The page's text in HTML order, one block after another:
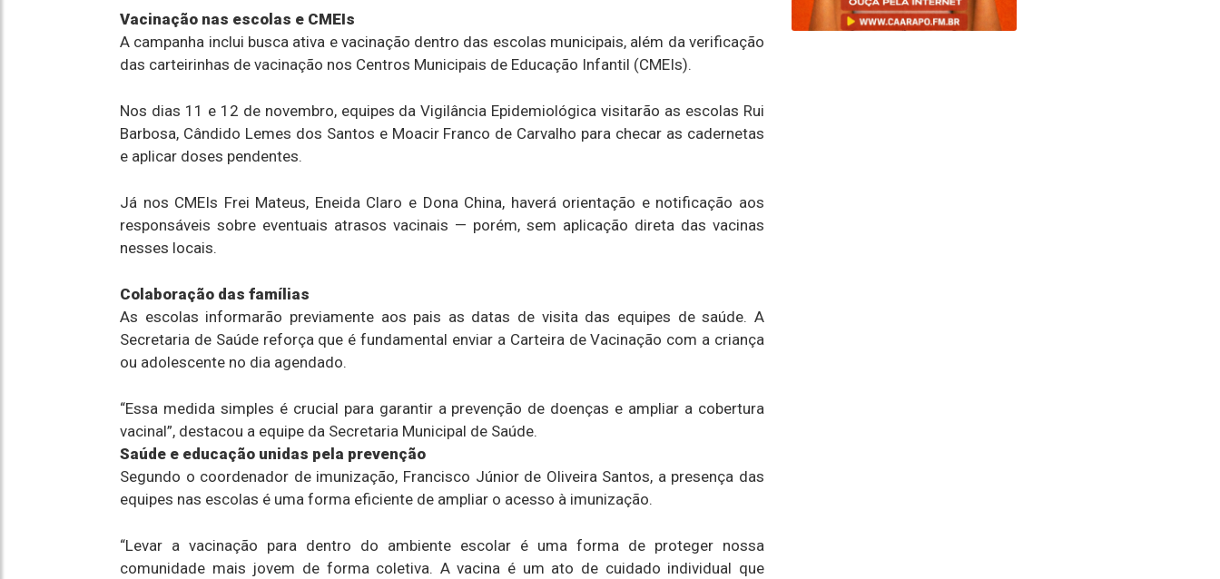
Vacinação nas escolas e CMEIs
A campanha inclui busca ativa e vacinação dentro das escolas municipais, além da verificação
das carteirinhas de vacinação nos Centros Municipais de Educação Infantil (CMEIs).
Nos dias 11 e 12 de novembro, equipes da Vigilância Epidemiológica visitarão as escolas Rui
Barbosa, Cândido Lemes dos Santos e Moacir Franco de Carvalho para checar as cadernetas
e aplicar doses pendentes.
Já nos CMEIs Frei Mateus, Eneida Claro e Dona China, haverá orientação e notificação aos
responsáveis sobre eventuais atrasos vacinais — porém, sem aplicação direta das vacinas
nesses locais.
Colaboração das famílias
As escolas informarão previamente aos pais as datas de visita das equipes de saúde. A
Secretaria de Saúde reforça que é fundamental enviar a Carteira de Vacinação com a criança
ou adolescente no dia agendado.
“Essa medida simples é crucial para garantir a prevenção de doenças e ampliar a cobertura
vacinal”, destacou a equipe da Secretaria Municipal de Saúde.
Saúde e educação unidas pela prevenção
Segundo o coordenador de imunização, Francisco Júnior de Oliveira Santos, a presença das
equipes nas escolas é uma forma eficiente de ampliar o acesso à imunização.
“Levar a vacinação para dentro do ambiente escolar é uma forma de proteger nossa
comunidade mais jovem de forma coletiva. A vacina é um ato de cuidado individual que